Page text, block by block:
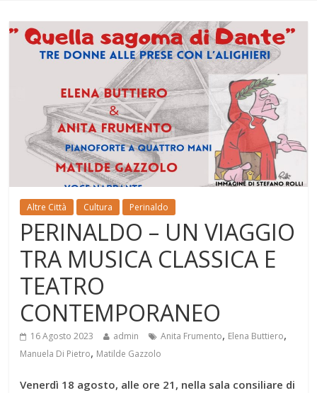
Altre Città Cultura Perinaldo
PERINALDO – UN VIAGGIO
TRA MUSICA CLASSICA E
TEATRO
CONTEMPORANEO
16 Agosto 2023 admin Anita Frumento, Elena Buttiero,
Manuela Di Pietro, Matilde Gazzolo
Venerdì 18 agosto, alle ore 21, nella sala consiliare di